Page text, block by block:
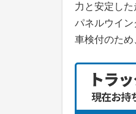
力と安定した
パネルウイン
車検付のため